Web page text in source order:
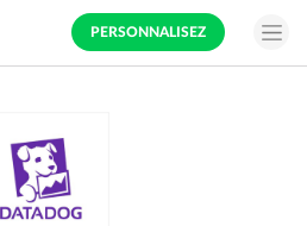
PERSONNALISEZ